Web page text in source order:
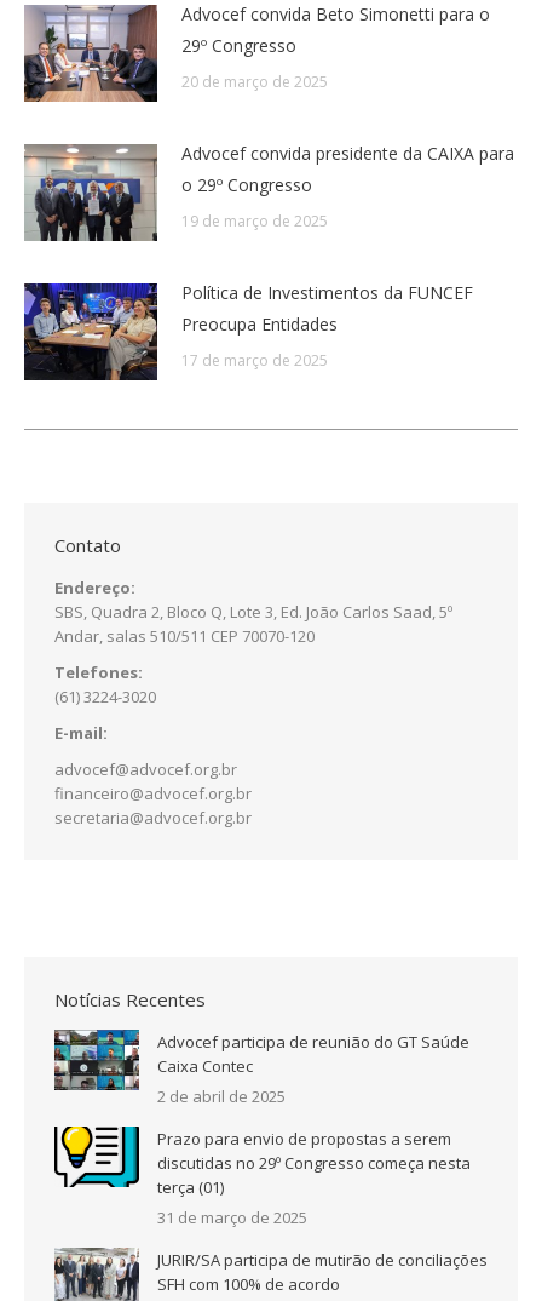
Advocef convida Beto Simonetti para o
29º Congresso
20 de março de 2025
Advocef convida presidente da CAIXA para
o 29º Congresso
19 de março de 2025
Política de Investimentos da FUNCEF
Preocupa Entidades
17 de março de 2025
Contato
Endereço:
SBS, Quadra 2, Bloco Q, Lote 3, Ed. João Carlos Saad, 5º
Andar, salas 510/511 CEP 70070-120
Telefones:
(61) 3224-3020
E-mail:
advocef@advocef.org.br
financeiro@advocef.org.br
secretaria@advocef.org.br
Notícias Recentes
Advocef participa de reunião do GT Saúde
Caixa Contec
2 de abril de 2025
Prazo para envio de propostas a serem
discutidas no 29º Congresso começa nesta
terça (01)
31 de março de 2025
JURIR/SA participa de mutirão de conciliações
SFH com 100% de acordo